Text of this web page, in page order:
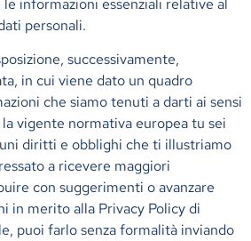
informazioni essenziali relative al
personali.
successivamente,
in cui viene dato un quadro
che siamo tenuti a darti ai sensi
la vigente normativa europea tu sei
diritti e obblighi che ti illustriamo
a ricevere maggiori
con suggerimenti o avanzare
in merito alla Privacy Policy di
puoi farlo senza formalità inviando